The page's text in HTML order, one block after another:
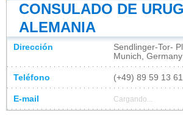
CONSULADO DE
ALEMANIA
Dirección
Sendlinger-Tor-
Munich, Germany
Teléfono (+49) 89 59 13 61
E-mail Cargando...